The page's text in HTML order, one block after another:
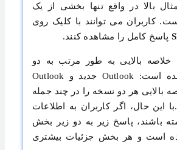
بالا در واقع تنها بخشی از یک
کاربران می ‌توانند با کلیک روی
پاسخ کامل را مشاهده کنند.
بالایی به ‌طور مرتب به دو
بخش تقسیم شده است: Outlook جدید و Outlook
بالایی هر دو نسخه را در چند جمله
حال، اگر کاربران به اطلاعات
باشند، پاسخ زیر به دو زیر بخش
است و هر بخش جزئیات بیشتری